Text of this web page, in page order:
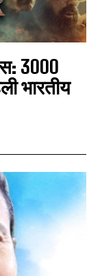
3000
भारतीय